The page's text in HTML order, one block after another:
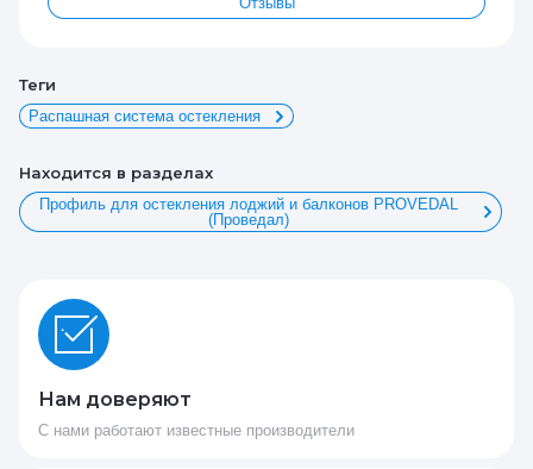
теги
Распашная система остекления
Находится в разделах
Профиль для остекления лоджий и балконов PROVEDAL
(Проведал)
Нам доверяют
С нами работают известные производители